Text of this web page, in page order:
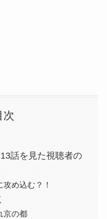
次
話を見た視聴者の
め込む？！
京の都